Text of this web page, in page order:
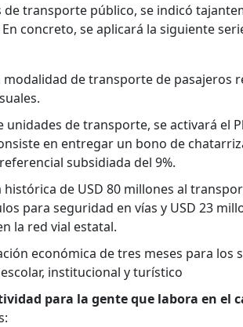
de transporte público, se indicó
En concreto, se aplicará la siguiente
modalidad de transporte de
unidades de transporte, se activará el
en entregar un bono de
subsidiada del 9%.
de USD 80 millones al
para seguridad en vías y USD 23
la red vial estatal.
económica de tres meses para
institucional y turístico
para la gente que labora en el